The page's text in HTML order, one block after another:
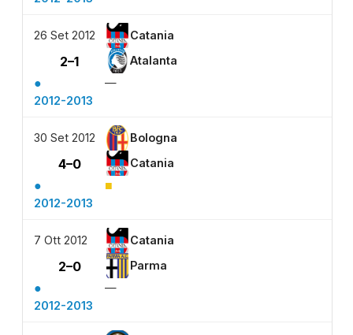
26 Set 2012 Catania
2–1 Atalanta
●
—
2012-2013
30 Set 2012 Bologna
4–0 Catania
● ■
2012-2013
7 Ott 2012 Catania
2–0 Parma
●
—
2012-2013